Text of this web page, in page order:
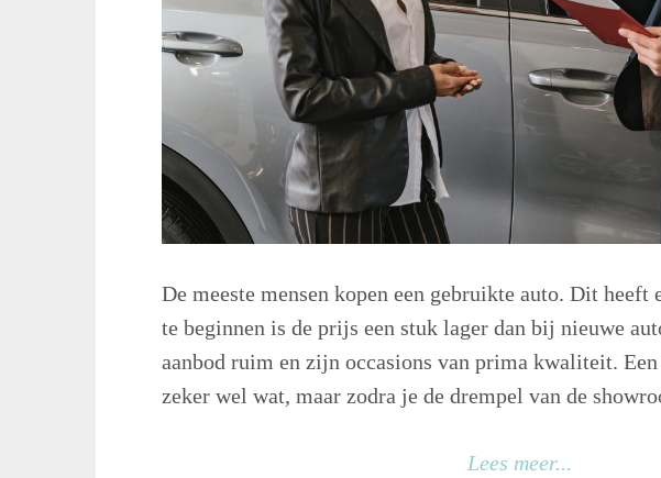
De meeste mensen kopen een gebruikte auto. Dit heeft
te beginnen is de prijs een stuk lager dan bij nieuwe
aanbod ruim en zijn occasions van prima kwaliteit.
zeker wel wat, maar zodra je de drempel van de
Lees meer...